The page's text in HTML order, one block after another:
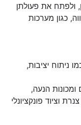
ולפתח את פעולתן
כגון מערכות
ניתוח יציבות,
ומכונות הנעה,
וציוד פונקציונלי